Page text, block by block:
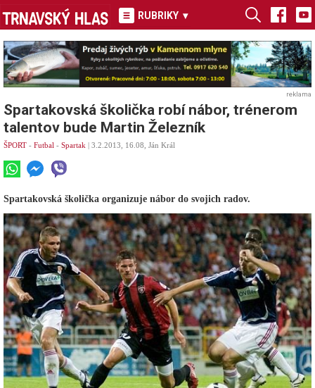
RUBRIKY ▾
reklama
Spartakovská školička robí nábor, trénerom
talentov bude Martin Železník
ŠPORT - Futbal - Spartak | 3.2.2013, 16.08, Ján Král
Spartakovská školička organizuje nábor do svojich radov.